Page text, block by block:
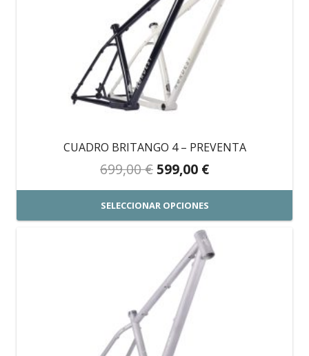
CUADRO BRITANGO 4 – PREVENTA
699,00€ El
precio
original
era:
699,00 €.
599,00 €El
precio
es:
599,00 €.
SELECCIONAR OPCIONES
producto
tiene
múltiples
variantes.
Las
opciones